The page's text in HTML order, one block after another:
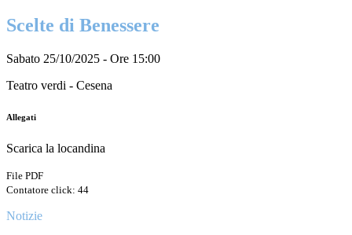
Scelte di Benessere
Sabato 25/10/2025 - Ore 15:00
Teatro verdi - Cesena
Allegati
Scarica la locandina
File PDF
Contatore click: 44
Notizie